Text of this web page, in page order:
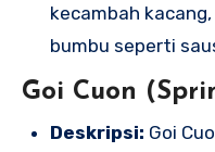
kecambah
bumbu seperti
Goi Cuon
Deskripsi: Goi